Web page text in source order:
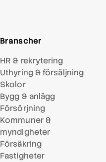
Branscher
HR & rekrytering
Uthyring & försäljning
Skolor
Bygg & anlägg
Försörjning
Kommuner &
myndigheter
Försäkring
Fastigheter